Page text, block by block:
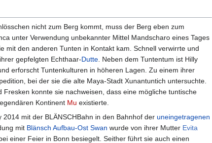
nicht zum Berg kommt, muss der Berg eben zum
unter Verwendung unbekannter Mittel Mandscharo eines Tages
mit den anderen Tunten in Kontakt kam. Schnell verwirrte und
gepfelgten Echthaar-Dutte . Neben dem Tuntentum ist Hilly
erforscht Tuntenkulturen in höheren Lagen. Zu einem ihrer
bei der sie die alte Maya-Stadt Xunantuntich untersuchte.
konnte sie nachweisen, dass eine mögliche tuntische
Kontinent Mu existierte.
mit der BLÄNSCHBahn in den Bahnhof der uneingetragenen
mit Blänsch Aufbau-Ost Swan wurde von ihrer Mutter Evita
einer Feier in Bonn besiegelt. Seither führt sie auch einen